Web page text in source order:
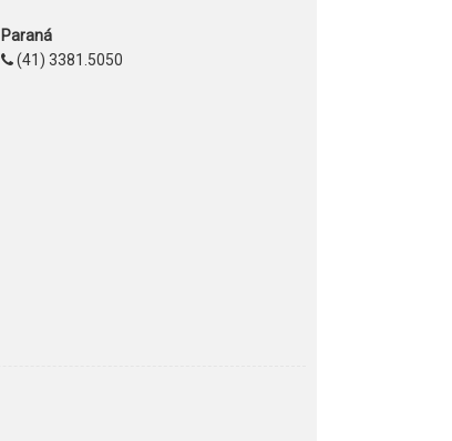
Paraná
(41) 3381.5050